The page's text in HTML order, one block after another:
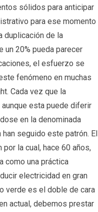
sólidos para anticipar
para ese momento
duplicación de la
un 20% pueda parecer
el esfuerzo se
fenómeno en muchas
Cada vez que la
esta puede diferir
en la denominada
seguido este patrón. El
la cual, hace 60 años,
como una práctica
electricidad en gran
verde es el doble de cara
actual, debemos prestar